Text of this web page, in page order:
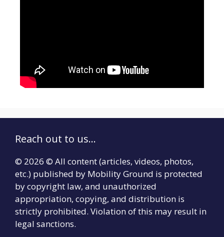
Reach out to us...
© 2026 © All content (articles, videos, photos,
etc.) published by Mobility Ground is protected
by copyright law, and unauthorized
appropriation, copying, and distribution is
strictly prohibited. Violation of this may result in
legal sanctions.